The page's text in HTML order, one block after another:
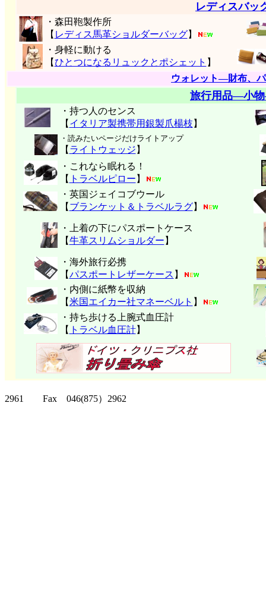
レディスバッ
・森田鞄製作所
【 レディス馬革ショルダーバッグ】
・身軽に動ける
【ひとつになるリュックとポシェット 】
ウォレット―財布、
旅行用品―小
・持つ人のセンス
【 イタリア製携帯用銀製爪楊枝 】
・読みたいページだけライトアップ
【 ライトウェッジ 】
・これなら眠れる！
【 トラベルピロー 】
・英国ジェイコブウール
【 ブランケット＆トラベルラグ】
・上着の下にパスポートケース
【牛革スリムショルダー 】
・海外旅行必携
【パスポートレザーケース 】
・内側に紙幣を収納
【米国エイカー社マネーベルト 】
・持ち歩ける上腕式血圧計
【 トラベル血圧計】
2961 Fax 046(875）2962